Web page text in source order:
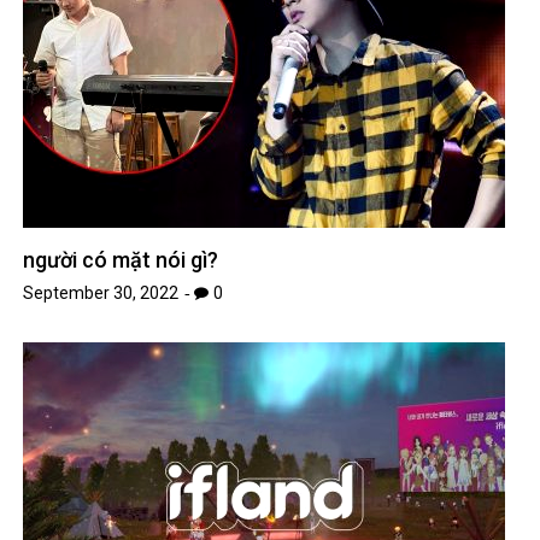
người có mặt nói gì?
September 30, 2022 0